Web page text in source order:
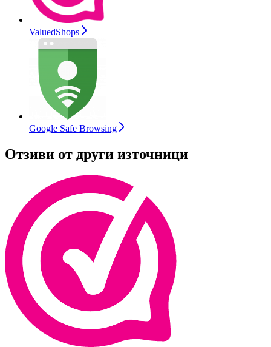
ValuedShops
Google Safe Browsing
Отзиви от други източници